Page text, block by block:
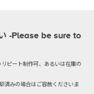
-Please be sure to
ピート制作可、あるいは在庫の
済みの場合はご容赦くださいま